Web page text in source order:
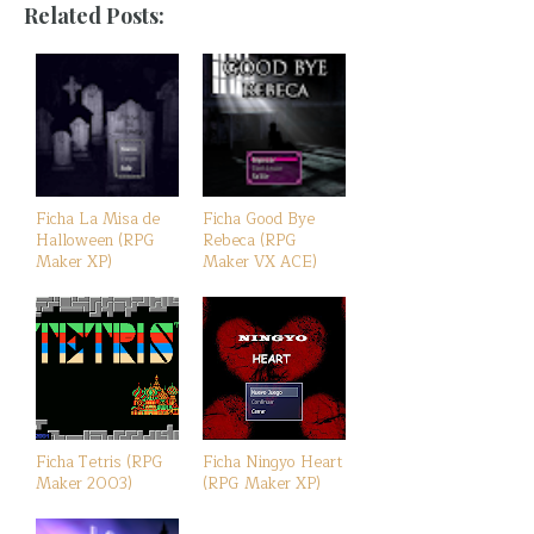
Related Posts:
Ficha La Misa de
Halloween (RPG
Maker XP)
Ficha Good Bye
Rebeca (RPG
Maker VX ACE)
Ficha Tetris (RPG
Maker 2003)
Ficha Ningyo Heart
(RPG Maker XP)